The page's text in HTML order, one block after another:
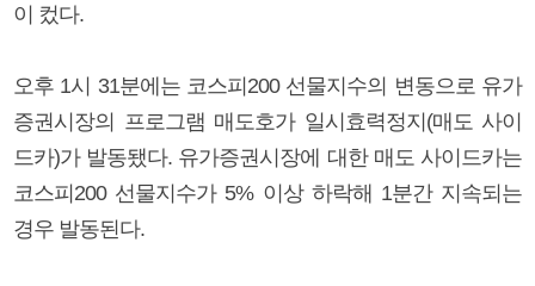
이 컸다.
오후 1시 31분에는 코스피200 선물지수의 변동으로 유가
증권시장의 프로그램 매도호가 일시효력정지(매도 사이
드카)가 발동됐다. 유가증권시장에 대한 매도 사이드카는
코스피200 선물지수가 5% 이상 하락해 1분간 지속되는
경우 발동된다.